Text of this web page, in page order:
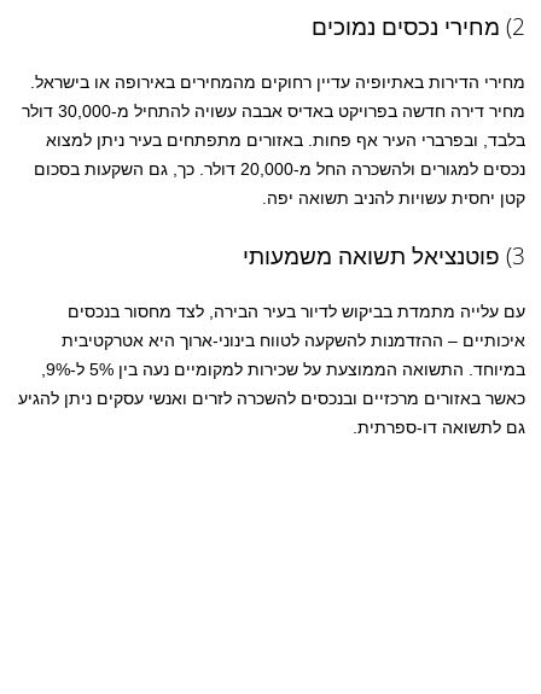
2) מחירי נכסים נמוכים
מחירי הדירות באתיופיה עדיין רחוקים מהמחירים באירופה או בישראל.
מחיר דירה חדשה בפרויקט באדיס אבבה עשויה להתחיל מ-30,000 דולר
בלבד, ובפרברי העיר אף פחות. באזורים מתפתחים בעיר ניתן למצוא
נכסים למגורים ולהשכרה החל מ-20,000 דולר. כך, גם השקעות בסכום
קטן יחסית עשויות להניב תשואה יפה.
3) פוטנציאל תשואה משמעותי
עם עלייה מתמדת בביקוש לדיור בעיר הבירה, לצד מחסור בנכסים
איכותיים – ההזדמנות להשקעה לטווח בינוני-ארוך היא אטרקטיבית
כאשר באזורים מרכזיים ובנכסים להשכרה לזרים ואנשי עסקים ניתן להגיע
גם לתשואה דו-ספרתית.